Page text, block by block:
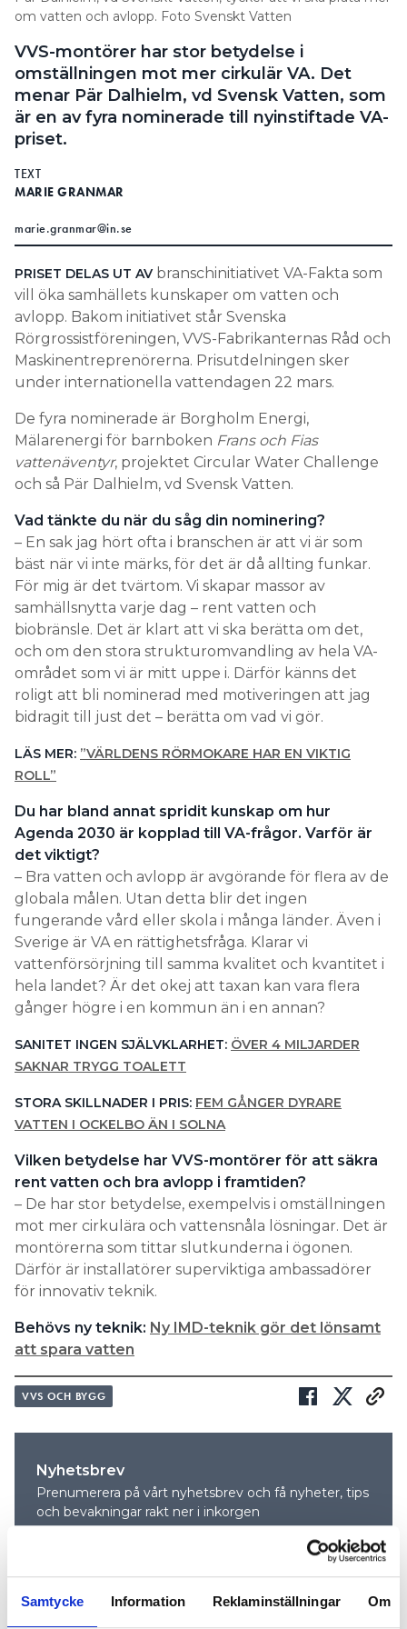
Samtycke Information Reklaminställningar Om
Information om GDPR
Search for:
SEARCH
om vatten och avlopp. Foto Svenskt Vatten
VVS-montörer har stor betydelse i
omställningen mot mer cirkulär VA. Det
menar Pär Dalhielm, vd Svensk Vatten, som
är en av fyra nominerade till nyinstiftade VA-
priset.
TEXT
MARIE GRANMAR
marie.granmar@in.se
PRISET DELAS UT AV branschinitiativet VA-Fakta som
vill öka samhällets kunskaper om vatten och
avlopp. Bakom initiativet står Svenska
Rörgrossistföreningen, VVS-Fabrikanternas Råd och
Maskinentreprenörerna. Prisutdelningen sker
under internationella vattendagen 22 mars.
De fyra nominerade är Borgholm Energi,
Mälarenergi för barnboken Frans och Fias
vattenäventyr, projektet Circular Water Challenge
och så Pär Dalhielm, vd Svensk Vatten.
Vad tänkte du när du såg din nominering?
– En sak jag hört ofta i branschen är att vi är som
bäst när vi inte märks, för det är då allting funkar.
För mig är det tvärtom. Vi skapar massor av
samhällsnytta varje dag – rent vatten och
biobränsle. Det är klart att vi ska berätta om det,
och om den stora strukturomvandling av hela VA-
området som vi är mitt uppe i. Därför känns det
roligt att bli nominerad med motiveringen att jag
bidragit till just det – berätta om vad vi gör.
LÄS MER: ”VÄRLDENS RÖRMOKARE HAR EN VIKTIG
ROLL”
Du har bland annat spridit kunskap om hur
Agenda 2030 är kopplad till VA-frågor. Varför är
det viktigt?
– Bra vatten och avlopp är avgörande för flera av de
globala målen. Utan detta blir det ingen
fungerande vård eller skola i många länder. Även i
Sverige är VA en rättighetsfråga. Klarar vi
vattenförsörjning till samma kvalitet och kvantitet i
hela landet? Är det okej att taxan kan vara flera
gånger högre i en kommun än i en annan?
SANITET INGEN SJÄLVKLARHET: ÖVER 4 MILJARDER
SAKNAR TRYGG TOALETT
STORA SKILLNADER I PRIS: FEM GÅNGER DYRARE
VATTEN I OCKELBO ÄN I SOLNA
Vilken betydelse har VVS-montörer för att säkra
rent vatten och bra avlopp i framtiden?
– De har stor betydelse, exempelvis i omställningen
mot mer cirkulära och vattensnåla lösningar. Det är
montörerna som tittar slutkunderna i ögonen.
Därför är installatörer superviktiga ambassadörer
för innovativ teknik.
Behövs ny teknik: Ny IMD-teknik gör det lönsamt
att spara vatten
VVS OCH BYGG
Nyhetsbrev
Prenumerera på vårt nyhetsbrev och få nyheter, tips
och bevakningar rakt ner i inkorgen